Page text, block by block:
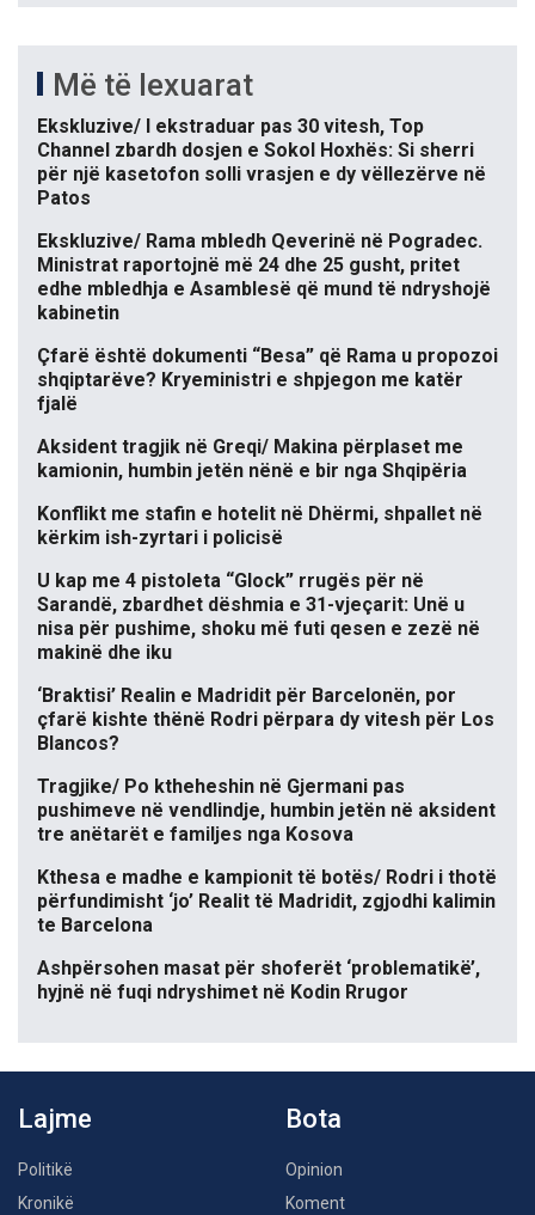
Më të lexuarat
Ekskluzive/ I ekstraduar pas 30 vitesh, Top
Channel zbardh dosjen e Sokol Hoxhës: Si sherri
për një kasetofon solli vrasjen e dy vëllezërve në
Patos
Ekskluzive/ Rama mbledh Qeverinë në Pogradec.
Ministrat raportojnë më 24 dhe 25 gusht, pritet
edhe mbledhja e Asamblesë që mund të ndryshojë
kabinetin
Çfarë është dokumenti “Besa” që Rama u propozoi
shqiptarëve? Kryeministri e shpjegon me katër
fjalë
Aksident tragjik në Greqi/ Makina përplaset me
kamionin, humbin jetën nënë e bir nga Shqipëria
Konflikt me stafin e hotelit në Dhërmi, shpallet në
kërkim ish-zyrtari i policisë
U kap me 4 pistoleta “Glock” rrugës për në
Sarandë, zbardhet dëshmia e 31-vjeçarit: Unë u
nisa për pushime, shoku më futi qesen e zezë në
makinë dhe iku
‘Braktisi’ Realin e Madridit për Barcelonën, por
çfarë kishte thënë Rodri përpara dy vitesh për Los
Blancos?
Tragjike/ Po ktheheshin në Gjermani pas
pushimeve në vendlindje, humbin jetën në aksident
tre anëtarët e familjes nga Kosova
Kthesa e madhe e kampionit të botës/ Rodri i thotë
përfundimisht ‘jo’ Realit të Madridit, zgjodhi kalimin
te Barcelona
Ashpërsohen masat për shoferët ‘problematikë’,
hyjnë në fuqi ndryshimet në Kodin Rrugor
Lajme
Politikë
Kronikë
Bota
Opinion
Koment